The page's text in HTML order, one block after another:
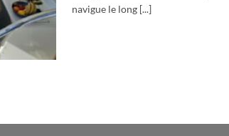
navigue le long [...]